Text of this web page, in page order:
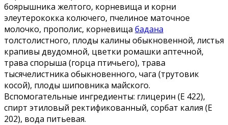
боярышника желтого, корневища и корни
элеутерококка колючего, пчелиное маточное
молочко, прополис, корневища бадана
толстолистного, плоды калины обыкновенной, листья
крапивы двудомной, цветки ромашки аптечной,
трава спорыша (горца птичьего), трава
тысячелистника обыкновенного, чага (трутовик
косой), плоды шиповника майского.
Вспомогательные ингредиенты: глицерин (Е 422),
спирт этиловый ректификованный, сорбат калия (Е
202), вода питьевая.